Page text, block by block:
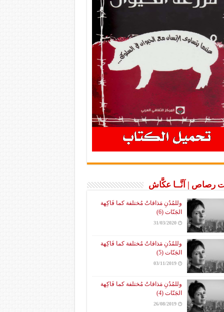
رصاص | آنَّــا عكَّاش
وللمُدُنِ مَذاقاتٌ مُختلفة كما فَاكِهة
الجَنّات (6)
31/03/2020
وللمُدُنِ مَذاقاتٌ مُختلفة كما فَاكِهة
الجَنّات (5)
03/11/2019
وللمُدُنِ مَذاقاتٌ مُختلفة كما فَاكِهة
الجَنّات (4)
26/08/2019